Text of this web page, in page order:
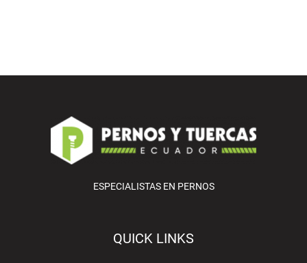
ESPECIALISTAS EN PERNOS
QUICK LINKS